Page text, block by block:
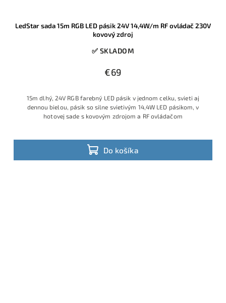
LedStar sada 15m RGB LED pásik 24V 14,4W/m RF ovládač 230V
kovový zdroj
✅ SKLADOM
€69
Do košíka
15m dlhý, 24V RGB farebný LED pásik v jednom celku, svieti aj
dennou bielou, pásik so silne svietivým 14,4W LED pásikom, v
hotovej sade s kovovým zdrojom a RF ovládačom